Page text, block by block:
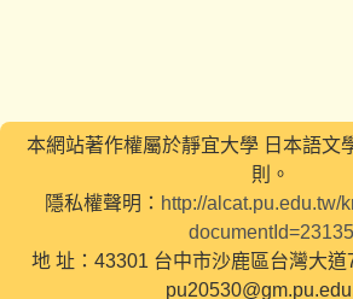
本網站著作權屬於靜宜大學 日本語文
則。
隱私權聲明： http://alcat.pu.edu.tw/
documentId=23135
地 址：43301 台中市沙鹿區台灣大